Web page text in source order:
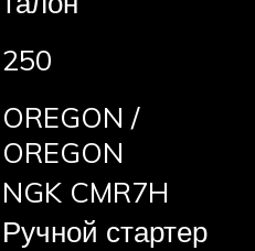
250
OREGON /
OREGON
NGK CMR7H
Ручной стартер